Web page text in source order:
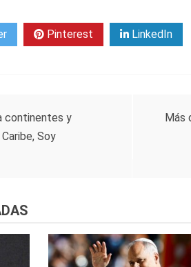
Pinterest LinkedIn
continentes y
Soy
Más